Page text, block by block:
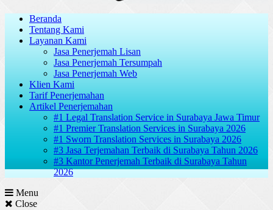
Beranda
Tentang Kami
Layanan Kami
Jasa Penerjemah Lisan
Jasa Penerjemah Tersumpah
Jasa Penerjemah Web
Klien Kami
Tarif Penerjemahan
Artikel Penerjemahan
#1 Legal Translation Service in Surabaya Jawa Timur
#1 Premier Translation Services in Surabaya 2026
#1 Sworn Translation Services in Surabaya 2026
#3 Jasa Terjemahan Terbaik di Surabaya Tahun 2026
#3 Kantor Penerjemah Terbaik di Surabaya Tahun
2026
Menu
Close